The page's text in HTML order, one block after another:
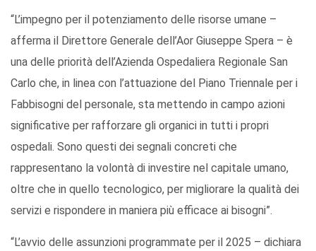
“L’impegno per il potenziamento delle risorse umane –
afferma il Direttore Generale dell’Aor Giuseppe Spera – è
una delle priorità dell’Azienda Ospedaliera Regionale San
Carlo che, in linea con l’attuazione del Piano Triennale per i
Fabbisogni del personale, sta mettendo in campo azioni
significative per rafforzare gli organici in tutti i propri
ospedali. Sono questi dei segnali concreti che
rappresentano la volontà di investire nel capitale umano,
oltre che in quello tecnologico, per migliorare la qualità dei
servizi e rispondere in maniera più efficace ai bisogni”.
“L’avvio delle assunzioni programmate per il 2025 – dichiara